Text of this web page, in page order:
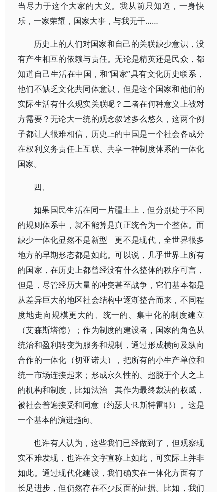
当尽力于这个大家的大义。我从前只知道，一身快
乐，一家荣耀，国家大事，与我无干……
历史上的人们对国家和自己的关联缺少意识，没
有产生相互的依赖与责任。无论是精英还是民众，都
知道自己生活在中国，和“国家”具有文化历史联系，
他们不缺乏文化共同体意识，但是这个国家和他们的
实际生活有什么现实关联呢？二者在何种意义上被对
方需要？无论大一统的观念叙述多么悠久，这两个例
子都让人很难相信，历史上的中国是一个社会各成分
在权利义务责任上互联、共享一种制度体系的一体化
国家。
四、
如果国民生活在同一片疆土上，但分别处于不同
的规则体系中，就不能算是真正统合为一个整体。而
缺少一体化显然不是新型，更不是现代，全世界很多
地方的早期形态都是如此。可以说，几乎世界上所有
的国家，在历史上都曾经没有什么整体的秩序可言，
但是，尽管经历大量的冲突甚至战争，它们基本都是
从差异巨大的地区社会结构中逐渐整合而来，不同程
度地走向规模更大的、统一的、集中化的制度建立
（艾森斯塔德）；作为制度的建设者，国家的角色从
统治和盈利转变为服务和规制，通过形成横向及纵向
合作的一体化（切亚诺夫），把所有的小生产单位和
统一市场连接起来；形成永久性的、超脱于个人之上
的机构和制度，比如法治，其作为最终裁决的权威，
被社会普遍接受和同意（约瑟夫·R.斯特雷耶）。这是
一个基本的演进趋向。
也许有人认为，这些我们已经做到了，但观察现
实不难发现，也许在文字宣称上如此，可实际上并非
如此。通过现代化建设，我们确实在一体化方面有了
长足进步，但仍然存在不少反面的证据。比如，我们